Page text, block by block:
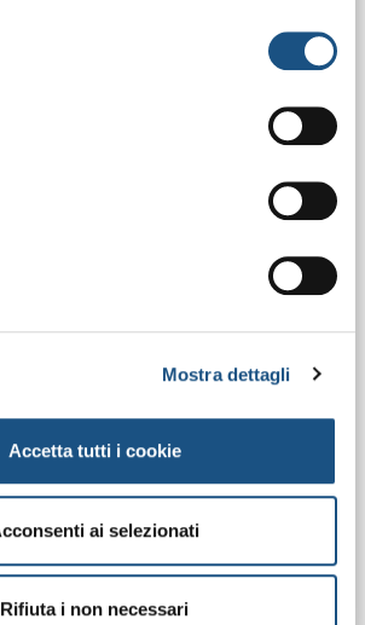
Mostra dettagli
Accetta tutti i cookie
ai selezionati
Rifiuta i non necessari
-
MATITA CONTORNO
KAJAL